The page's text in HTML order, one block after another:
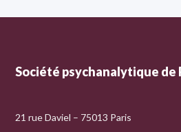
Société psychanalytique de
21 rue Daviel – 75013 Paris